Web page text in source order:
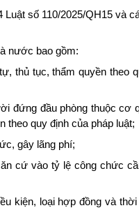
số 110/2025/QH15 và
nước bao gồm:
thủ tục, thẩm quyền theo
đứng đầu phòng thuộc cơ
quy định của pháp luật;
gây lãng phí;
cứ vào tỷ lệ công chức
kiện, loại hợp đồng và